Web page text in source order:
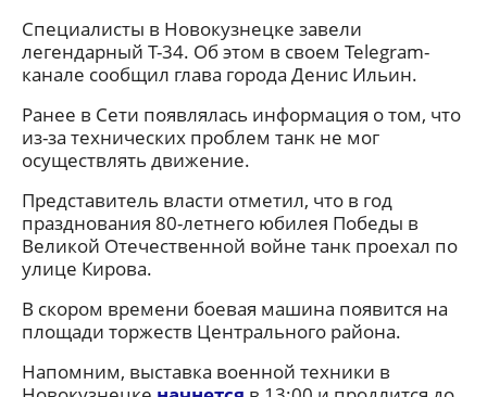
Специалисты в Новокузнецке завели
легендарный Т-34. Об этом в своем Telegram-
канале сообщил глава города Денис Ильин.
Ранее в Сети появлялась информация о том, что
из-за технических проблем танк не мог
осуществлять движение.
Представитель власти отметил, что в год
празднования 80-летнего юбилея Победы в
Великой Отечественной войне танк проехал по
улице Кирова.
В скором времени боевая машина появится на
площади торжеств Центрального района.
Напомним, выставка военной техники в